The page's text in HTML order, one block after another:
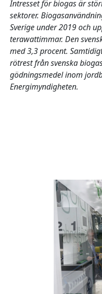
Intresset för biogas är
sektorer.
Sverige under 2019 och
terawattimmar. Den
med 3,3 procent.
rötrest från svenska
gödningsmedel inom
Energimyndigheten.